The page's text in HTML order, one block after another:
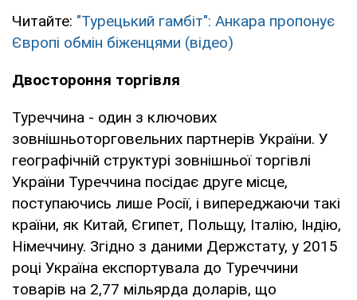
Читайте: "Турецький гамбіт": Анкара пропонує
Європі обмін біженцями (відео)
Двостороння торгівля
Туреччина - один з ключових
зовнішньоторговельних партнерів України. У
географічній структурі зовнішньої торгівлі
України Туреччина посідає друге місце,
поступаючись лише Росії, і випереджаючи такі
країни, як Китай, Єгипет, Польщу, Італію, Індію,
Німеччину. Згідно з даними Держстату, у 2015
році Україна експортувала до Туреччини
товарів на 2,77 мільярда доларів, що